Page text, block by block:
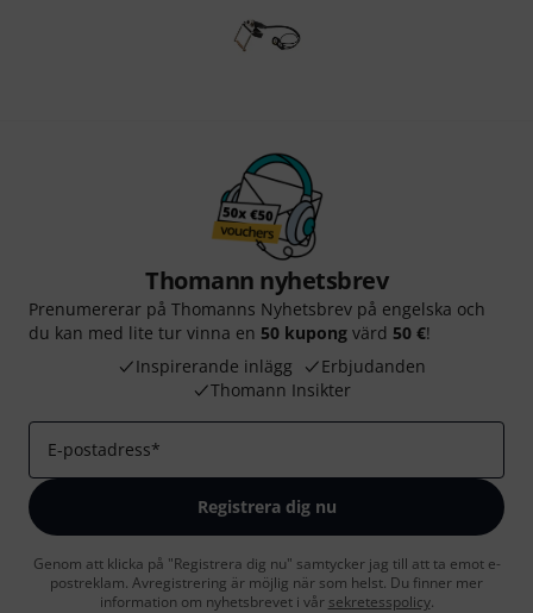
Thomann nyhetsbrev
Prenumererar på Thomanns Nyhetsbrev på engelska och
du kan med lite tur vinna en 50 kupong värd 50 €!
Inspirerande inlägg
Erbjudanden
Thomann Insikter
E-postadress*
Registrera dig nu
Genom att klicka på "Registrera dig nu" samtycker jag till att ta emot e-
postreklam. Avregistrering är möjlig när som helst. Du finner mer
information om nyhetsbrevet i vår sekretesspolicy.